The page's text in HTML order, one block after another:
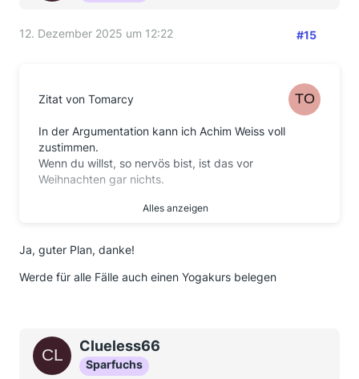
12. Dezember 2025 um 12:22 #15
Zitat von Tomarcy
In der Argumentation kann ich Achim Weiss voll
zustimmen.
Wenn du willst, so nervös bist, ist das vor
Weihnachten gar nichts.
Ich gebe dir mal einen Tipp zum Einstieg:
einfach als Einstieg 10.000 Euro in einen guten ETF
auf den MSCI World.
Den Rest schiebst du über die Feiertage gemütlich in
Und dann machst du erstmal gar nichts.
Ich komme gerade vom Yoga-Kurs zurück und da
redet Micha irgendwas von belgischen
Alles anzeigen
Ja, guter Plan, danke!
Werde für alle Fälle auch einen Yogakurs belegen
Clueless66
Sparfuchs